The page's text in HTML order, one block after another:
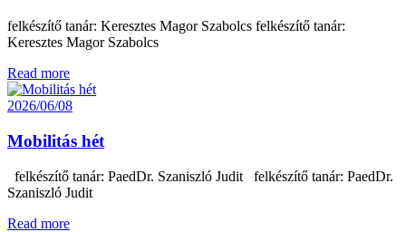
felkészítő tanár: Keresztes Magor Szabolcs felkészítő tanár:
Keresztes Magor Szabolcs
Read more
2026/06/08
Mobilitás hét
felkészítő tanár: PaedDr. Szaniszló Judit felkészítő tanár: PaedDr.
Szaniszló Judit
Read more